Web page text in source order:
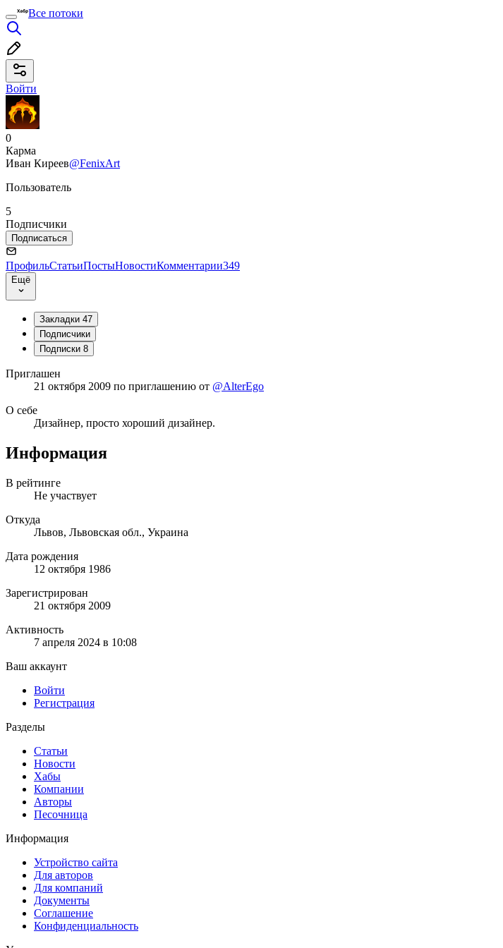
Все потоки
Войти
0
Карма
Иван Киреев@FenixArt
Пользователь
5
Подписчики
Подписаться
ПрофильСтатьиПостыНовостиКомментарии349
Ещё
Закладки 47
Подписчики
Подписки 8
Приглашен
21 октября 2009 по приглашению от @AlterEgo
О себе
Дизайнер, просто хороший дизайнер.
Информация
В рейтинге
Не участвует
Откуда
Львов, Львовская обл., Украина
Дата рождения
12 октября 1986
Зарегистрирован
21 октября 2009
Активность
7 апреля 2024 в 10:08
Ваш аккаунт
Войти
Регистрация
Разделы
Статьи
Новости
Хабы
Компании
Авторы
Песочница
Информация
Устройство сайта
Для авторов
Для компаний
Документы
Соглашение
Конфиденциальность